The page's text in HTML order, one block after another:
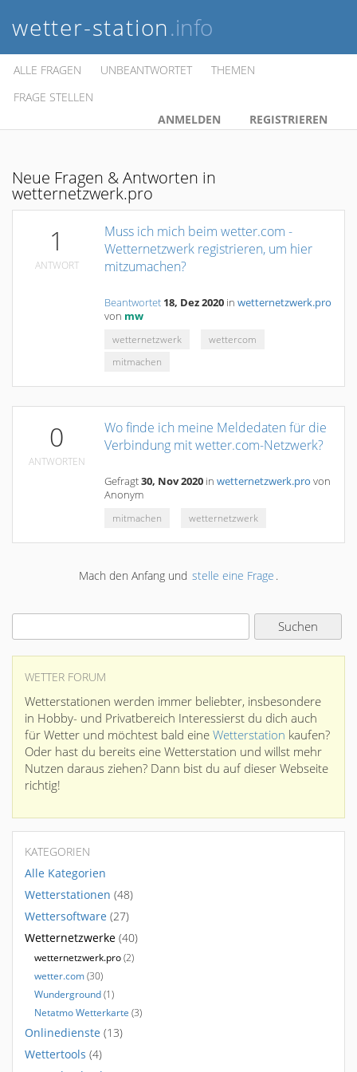
wetter-station.info
ALLE FRAGEN UNBEANTWORTET
THEMEN
FRAGE STELLEN
ANMELDEN
REGISTRIEREN
Neue Fragen & Antworten in
wetternetzwerk.pro
1
ANTWORT
Muss ich mich beim wetter.com -
Wetternetzwerk registrieren, um hier
mitzumachen?
Beantwortet 18, Dez 2020 in wetternetzwerk.pro
von mw
wetternetzwerk
wettercom
mitmachen
0
ANTWORTEN
Wo finde ich meine Meldedaten für die
Verbindung mit wetter.com-Netzwerk?
Gefragt30, Nov 2020 in wetternetzwerk.pro von
Anonym
mitmachen
wetternetzwerk
Mach den Anfang und stelle eine Frage .
WETTER FORUM
Wetterstationen werden immer beliebter, insbesondere
in Hobby- und Privatbereich Interessierst du dich auch
für Wetter und möchtest bald eine Wetterstation kaufen?
Oder hast du bereits eine Wetterstation und willst mehr
Nutzen daraus ziehen? Dann bist du auf dieser Webseite
richtig!
KATEGORIEN
Alle Kategorien
Wetterstationen (48)
Wettersoftware (27)
Wetternetzwerke (40)
wetternetzwerk.pro(2)
wetter.com(30)
Wunderground(1)
Netatmo Wetterkarte (3)
Onlinedienste (13)
Wettertools (4)